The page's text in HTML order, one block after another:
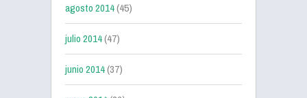
agosto 2014(45)
julio 2014(47)
junio 2014(37)